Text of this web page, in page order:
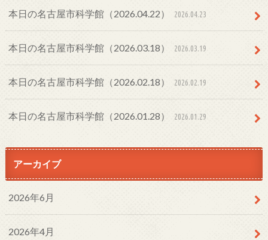
本日の名古屋市科学館（2026.04.22） 2026.04.23
本日の名古屋市科学館（2026.03.18） 2026.03.19
本日の名古屋市科学館（2026.02.18） 2026.02.19
本日の名古屋市科学館（2026.01.28） 2026.01.29
アーカイブ
2026年6月
2026年4月